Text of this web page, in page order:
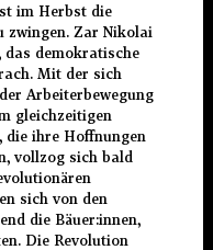
im Herbst die
zwingen. Zar Nikolai
das demokratische
Mit der sich
Arbeiterbewegung
gleichzeitigen
die ihre Hoffnungen
vollzog sich bald
sich von den
die Bäuer:innen,
Die Revolution